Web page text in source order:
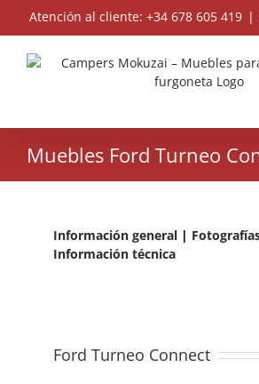
Atención al cliente: +34 678 605 419 |
Muebles Ford Turneo
Información general |
Información técnica
Ford Turneo Connect